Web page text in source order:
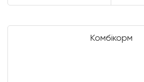
Комбікорм